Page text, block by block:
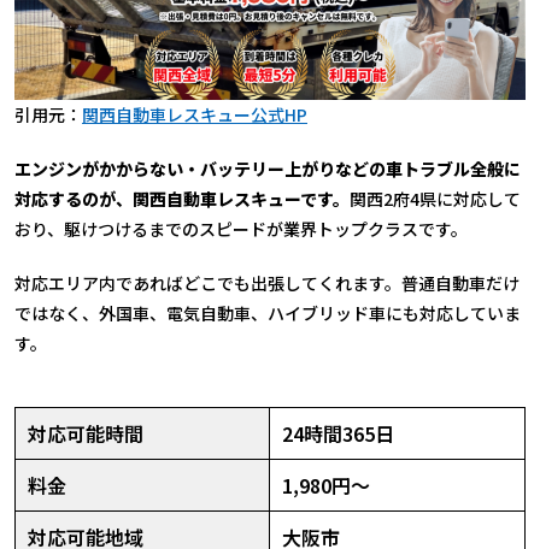
引用元： 関西自動車レスキュー公式HP
エンジンがかからない・バッテリー上がりなどの車トラブル全般に
対応するのが、関西自動車レスキューです。 関西2府4県に対応して
おり、駆けつけるまでのスピードが業界トップクラスです。
対応エリア内であればどこでも出張してくれます。普通自動車だけ
ではなく、外国車、電気自動車、ハイブリッド車にも対応していま
す。
対応可能時間
24時間365日
料金
1,980円〜
対応可能地域
大阪市